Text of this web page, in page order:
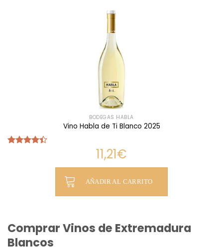
Comprar Vinos de Extremadura
Blancos
BODEGAS HABLA
Vino Habla de Ti Blanco 2025
11,21€
AÑADIR AL CARRITO